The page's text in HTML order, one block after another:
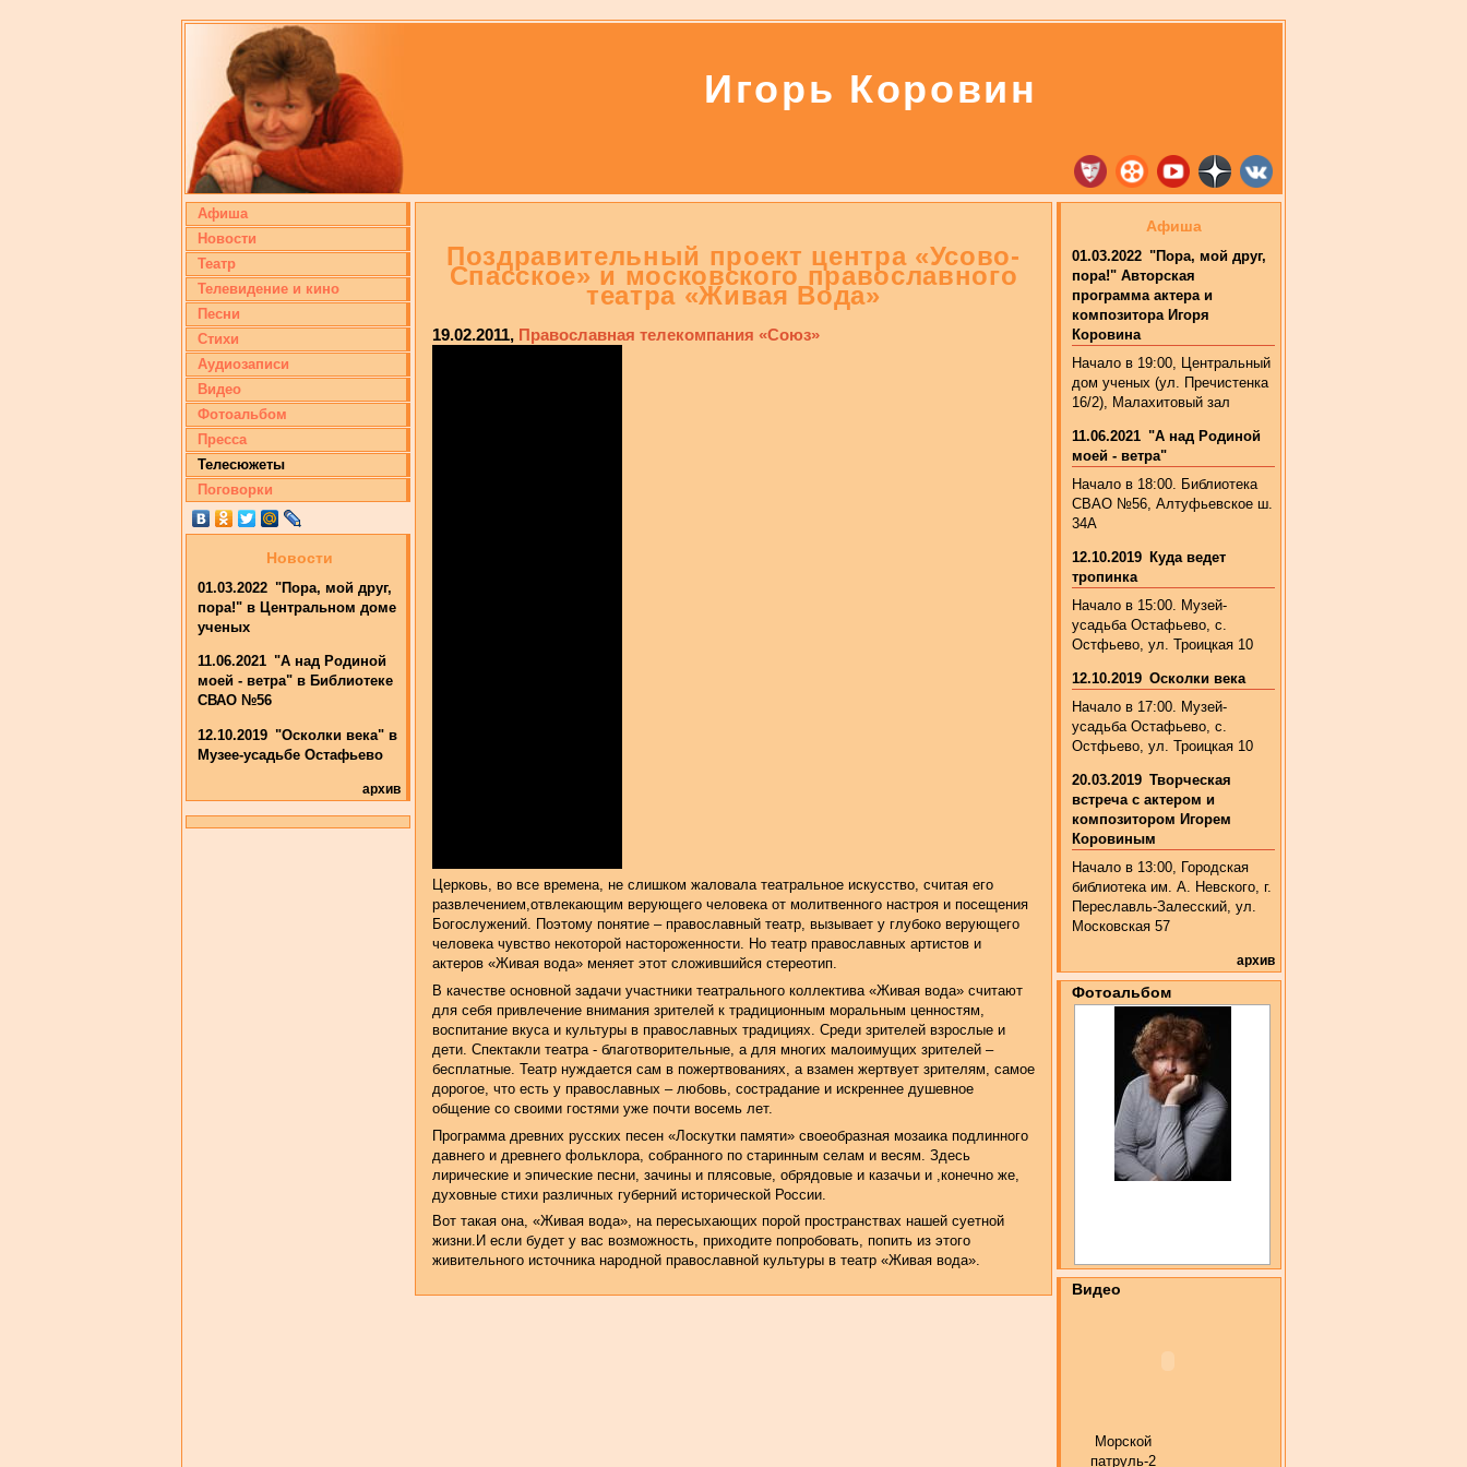
Игорь Коровин
Афиша
Новости
Театр
Телевидение и кино
Песни
Стихи
Аудиозаписи
Видео
Фотоальбом
Пресса
Телесюжеты
Поговорки
Новости
01.03.2022 "Пора, мой друг,
пора!" в Центральном доме
ученых
11.06.2021 "А над Родиной
моей - ветра" в Библиотеке
СВАО №56
12.10.2019 "Осколки века" в
Музее-усадьбе Остафьево
архив
Поздравительный проект центра «Усово-
Спасское» и московского православного
театра «Живая Вода»
19.02.2011 Православная телекомпания «Союз»
Церковь, во все времена, не слишком жаловала театральное искусство, считая его
развлечением,отвлекающим верующего человека от молитвенного настроя и посещения
Богослужений. Поэтому понятие – православный театр, вызывает у глубоко верующего
человека чувство некоторой настороженности. Но театр православных артистов и
актеров «Живая вода» меняет этот сложившийся стереотип.
В качестве основной задачи участники театрального коллектива «Живая вода» считают
для себя привлечение внимания зрителей к традиционным моральным ценностям,
воспитание вкуса и культуры в православных традициях. Среди зрителей взрослые и
дети. Спектакли театра - благотворительные, а для многих малоимущих зрителей –
бесплатные. Театр нуждается сам в пожертвованиях, а взамен жертвует зрителям, самое
дорогое, что есть у православных – любовь, сострадание и искреннее душевное
общение со своими гостями уже почти восемь лет.
Программа древних русских песен «Лоскутки памяти» своеобразная мозаика подлинного
давнего и древнего фольклора, собранного по старинным селам и весям. Здесь
лирические и эпические песни, зачины и плясовые, обрядовые и казачьи и ,конечно же,
духовные стихи различных губерний исторической России.
Вот такая она, «Живая вода», на пересыхающих порой пространствах нашей суетной
жизни.И если будет у вас возможность, приходите попробовать, попить из этого
живительного источника народной православной культуры в театр «Живая вода».
Афиша
01.03.2022 "Пора, мой друг,
пора!" Авторская
программа актера и
композитора Игоря
Коровина
Начало в 19:00, Центральный
дом ученых (ул. Пречистенка
16/2), Малахитовый зал
11.06.2021 "А над Родиной
моей - ветра"
Начало в 18:00. Библиотека
СВАО №56, Алтуфьевское ш.
34А
12.10.2019 Куда ведет
тропинка
Начало в 15:00. Музей-
усадьба Остафьево, с.
Остфьево, ул. Троицкая 10
12.10.2019 Осколки века
Начало в 17:00. Музей-
усадьба Остафьево, с.
Остфьево, ул. Троицкая 10
20.03.2019 Творческая
встреча с актером и
композитором Игорем
Коровиным
Начало в 13:00, Городская
библиотека им. А. Невского, г.
Переславль-Залесский, ул.
Московская 57
архив
Фотоальбом
Видео
Морской
патруль-2